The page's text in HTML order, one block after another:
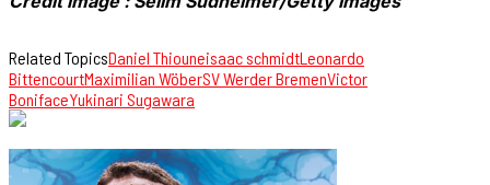
Related TopicsDaniel Thiouneisaac schmidtLeonardo
BittencourtMaximilian WöberSV Werder BremenVictor
BonifaceYukinari Sugawara